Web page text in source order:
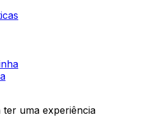
ter uma experiência